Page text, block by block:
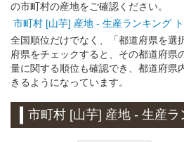
の市町村の産地をご確認ください。
市町村 [山芋] 産地 - 生産ランキング
全国順位だけでなく、「都道府県を選
府県をチェックすると、その都道府県
量に関する順位も確認でき、都道府県
きるようになっています。
市町村 [山芋] 産地 - 生産